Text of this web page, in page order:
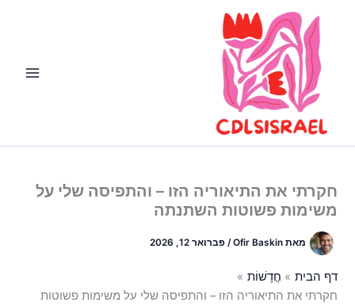
חקרתי את התיאוריה הזו – והתפיסה שלי על
משימות פשוטות השתנתה
מאתOfir Baskin
/פברואר 12, 2026
דף הבית
חֲדָשׁוֹת
חקרתי את התיאוריה הזו – והתפיסה שלי על משימות פשוטות